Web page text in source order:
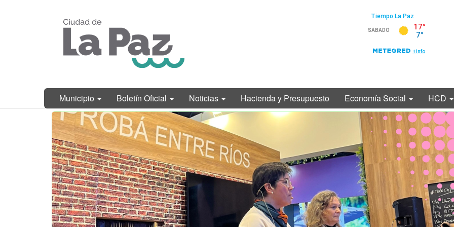
de La Paz,
Entre Ríos
Municipio Boletín Oficial Noticias Hacienda y Presupuesto Economía Social HCD
Contenido
principal